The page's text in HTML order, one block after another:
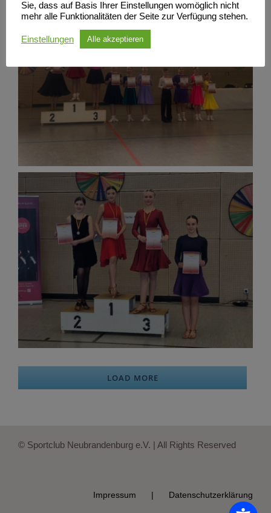
LOAD MORE
© Sportclub Neubrandenburg e.V. | All Rights Reserved
Impressum Datenschutzerklärung
Sie, dass auf Basis Ihrer Einstellungen womöglich nicht
mehr alle Funktionalitäten der Seite zur Verfügung stehen.
Einstellungen Alle akzeptieren